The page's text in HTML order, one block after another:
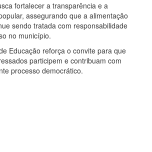
fortalecer a transparência e a
assegurando que a alimentação
sendo tratada com responsabilidade
no município.
Educação reforça o convite para que
participem e contribuam com
processo democrático.